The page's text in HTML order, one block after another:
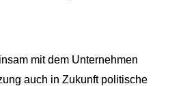
mit dem Unternehmen
auch in Zukunft politische